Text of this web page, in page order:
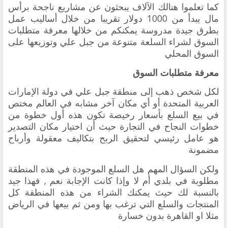
‏كما تعلموا هنالك الآلاف يبحثون عن مشاريع ناجحة برأس
مال يبدأ من 1000 دولار تقريبا من خلال أساليب عمل
بطرق جيدة مدروسة يمكنكم من خلالها معرفة متطلبات
السوق لشراء السلعة متنوعة من جبل علي وتوزيعها على
السوق المحلي
‏معرفة متطلبات السوق
‏لكل شخص ذهب إلى منطقة جبل علي في دولة الإمارات
العربية المتحدة أو أي مكان آخر مشابه في العالم مختص
في بيع السلع بأسعار رخيصة تكون هذه أول خطوة من
خطوات النجاح في التجارة حيث أن اختيار مكان التصدير
هو عامل رئيسي لتحقيق الربح بتكاليف معقولة وأرباح
مضمونة
‏ولكن السؤال المهم هل السلع الموجودة في هذه المنطقة
مطلوبة في بلدي أم لا وإذا كانت الإجابة نعم , فهذا جيد
بالنسبة لك حيث يمكنك الشراء ‏من هذه المنطقة كل
المنتجات والسلع التي ترغب بها ومن ثم بيعها في الرياض
مثلا او القاهرة بدون خسارة